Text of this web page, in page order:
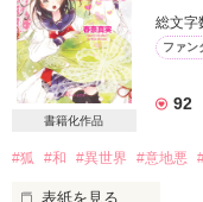
詳しく検索
検索対象
タイトル キ
あらすじ
書籍化作品
総文字
ファン
92
#狐 #和 #異世界 #意地悪
表紙を見る